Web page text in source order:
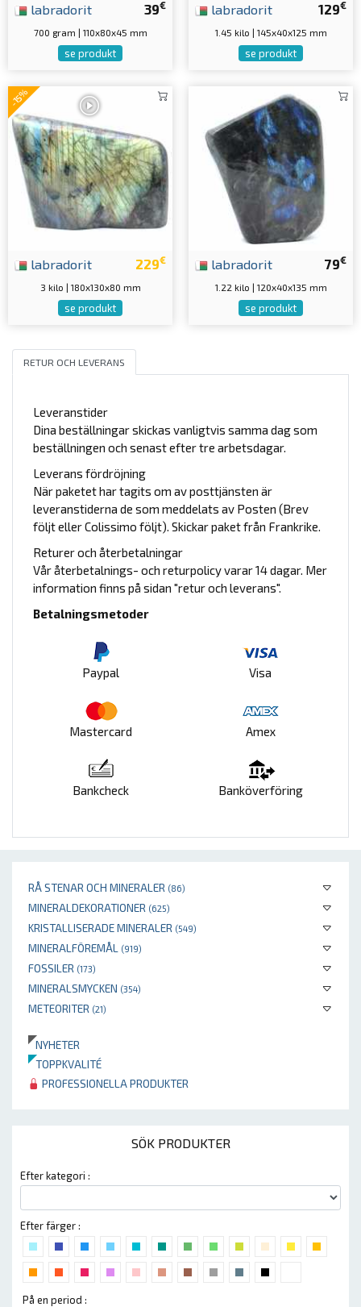
RÅ STENAR OCH MINERALER (86)
MINERALDEKORATIONER (625)
KRISTALLISERADE MINERALER (549)
MINERALFÖREMÅL (919)
FOSSILER (173)
MINERALSMYCKEN (354)
METEORITER (21)
NYHETER
TOPPKVALITÉ
PROFESSIONELLA PRODUKTER
SÖK PRODUKTER
Efter kategori :
Efter färger :
På en period :
39€
labradorit
700 gram | 110x80x45 mm
se produkt
129€
labradorit
1.45 kilo | 145x40x125 mm
se produkt
-15%
229€
labradorit
3 kilo | 180x130x80 mm
se produkt
79€
labradorit
1.22 kilo | 120x40x135 mm
se produkt
RETUR OCH LEVERANS
Leveranstider
Dina beställningar skickas vanligtvis samma dag som
beställningen och senast efter tre arbetsdagar.
Leverans fördröjning
När paketet har tagits om av posttjänsten är
leveranstiderna de som meddelats av Posten (Brev
följt eller Colissimo följt). Skickar paket från Frankrike.
Returer och återbetalningar
Vår återbetalnings- och returpolicy varar 14 dagar. Mer
information finns på sidan "retur och leverans".
Betalningsmetoder
Paypal Visa
Mastercard Amex
Bankcheck Banköverföring